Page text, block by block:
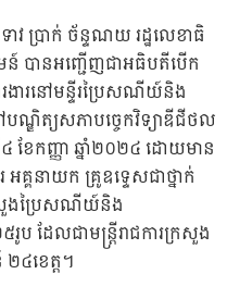
វ ប្រាក់ ច័ន្ទណយ រដ្ឋលេខាធិ
បានអញ្ជើញជាអធិបតីបើក
ងារនៅមន្ទីរប្រៃសណីយ៍និង
ឌិត្យសភាបច្ចេកវិទ្យាឌីជីថល
៤ ខែកញ្ញា ឆ្នាំ២០២៤ ដោយមាន
គ្គនាយក គ្រូឧទ្ទេសជាថ្នាក់
សួងប្រៃសណីយ៍និង
ដែលជាមន្ដ្រីរាជការក្រសួង
៤ខេត្ត។